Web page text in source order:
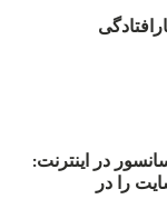
سانسور در اینترنت:
گزارشگران‌ بدون مرز، ۲۲ سایت را در